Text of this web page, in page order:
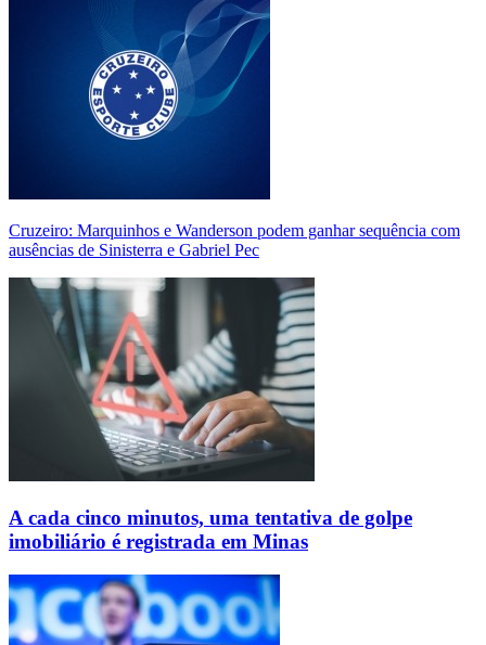
Cruzeiro: Marquinhos e Wanderson podem ganhar sequência com
ausências de Sinisterra e Gabriel Pec
A cada cinco minutos, uma tentativa de golpe
imobiliário é registrada em Minas